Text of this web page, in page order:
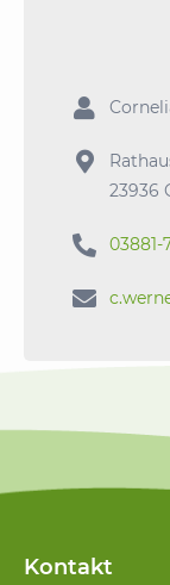


23936
 03881-

Kontakt